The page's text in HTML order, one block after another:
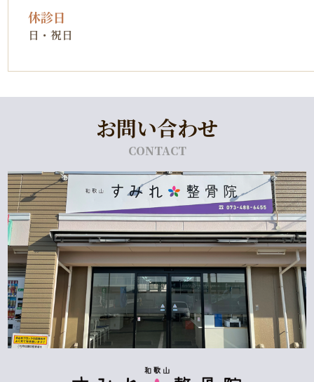
休診日
日・祝日
お問い合わせ
CONTACT